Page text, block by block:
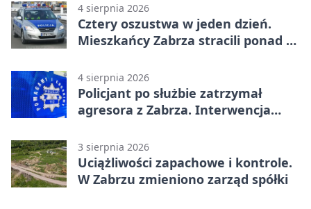
4 sierpnia 2026
Cztery oszustwa w jeden dzień.
Mieszkańcy Zabrza stracili ponad 6
4 sierpnia 2026
Policjant po służbie zatrzymał
agresora z Zabrza. Interwencja
3 sierpnia 2026
Uciążliwości zapachowe i kontrole.
W Zabrzu zmieniono zarząd spółki